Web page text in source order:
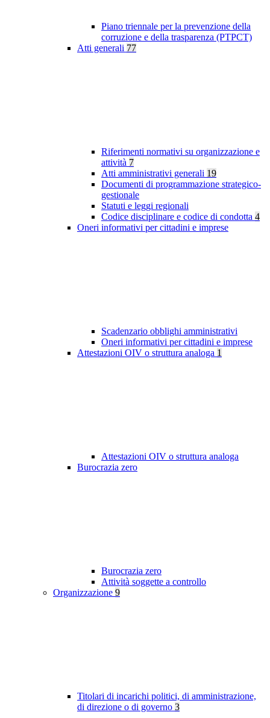
Piano triennale per la prevenzione della
corruzione e della trasparenza (PTPCT)
Atti generali 77
Riferimenti normativi su organizzazione e
attività 7
Atti amministrativi generali 19
Documenti di programmazione strategico-
gestionale
Statuti e leggi regionali
Codice disciplinare e codice di condotta 4
Oneri informativi per cittadini e imprese
Scadenzario obblighi amministrativi
Oneri informativi per cittadini e imprese
Attestazioni OIV o struttura analoga 1
Attestazioni OIV o struttura analoga
Burocrazia zero
Burocrazia zero
Attività soggette a controllo
Organizzazione 9
Titolari di incarichi politici, di amministrazione,
di direzione o di governo 3